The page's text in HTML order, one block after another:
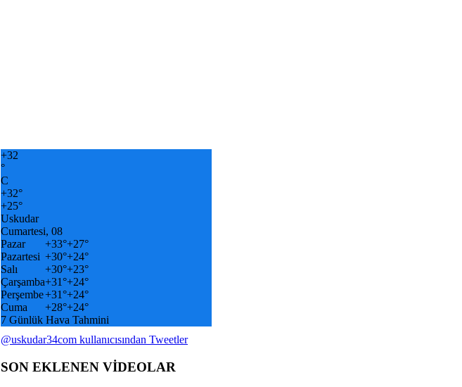
+32
°
C
+32°
+25°
Uskudar
Cumartesi, 08
Pazar
+33°+27°
Pazartesi +30°+24°
Salı
+30°+23°
Çarşamba+31°+24°
Perşembe+31°+24°
Cuma
+28°+24°
7 Günlük Hava Tahmini
@uskudar34com kullanıcısından Tweetler
SON EKLENEN VİDEOLAR